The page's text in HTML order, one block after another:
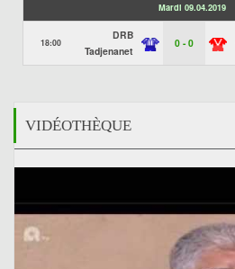
Mardi 09.04.2019
18:00
DRB
Tadjenanet
0 - 0
VIDÉOTHÈQUE